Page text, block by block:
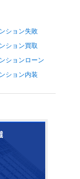
ション失敗
ション買取
ションローン
ション内装